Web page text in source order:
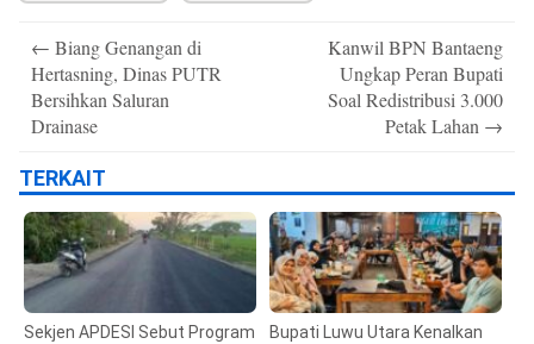
navigation
← Biang Genangan di
Hertasning, Dinas PUTR
Bersihkan Saluran
Drainase
Kanwil BPN Bantaeng
Ungkap Peran Bupati
Soal Redistribusi 3.000
Petak Lahan →
TERKAIT
Sekjen APDESI Sebut Program
Bupati Luwu Utara Kenalkan